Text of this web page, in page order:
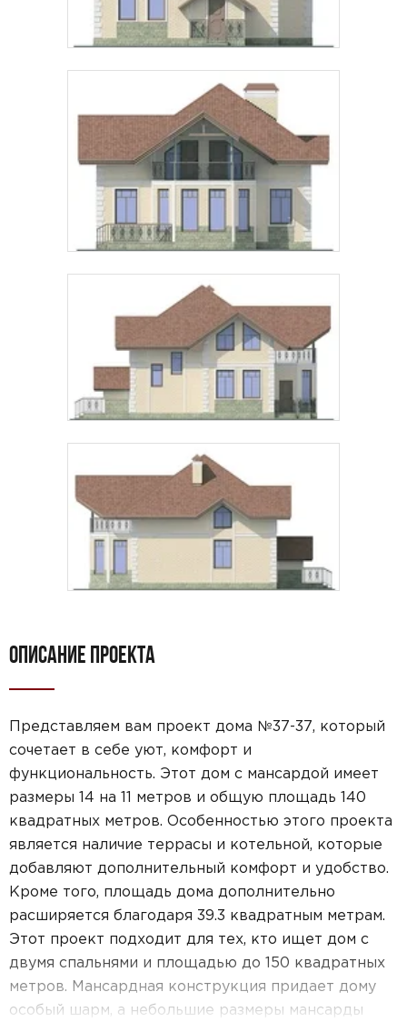
ОПИСАНИЕ ПРОЕКТА
Представляем вам проект дома №37-37, который
сочетает в себе уют, комфорт и
функциональность. Этот дом с мансардой имеет
размеры 14 на 11 метров и общую площадь 140
квадратных метров. Особенностью этого проекта
является наличие террасы и котельной, которые
добавляют дополнительный комфорт и удобство.
Кроме того, площадь дома дополнительно
расширяется благодаря 39.3 квадратным метрам.
Этот проект подходит для тех, кто ищет дом с
двумя спальнями и площадью до 150 квадратных
метров. Мансардная конструкция придает дому
особый шарм, а небольшие размеры мансарды
Предпочтительный способ связи:
Звонок
Telegram
согласие на обработку персональных данных
подтверждаю, что ознакомлен(а) сполитикой
обработки персональных данных